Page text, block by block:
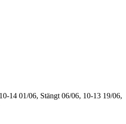
14 01/06, Stängt 06/06, 10-13 19/06,